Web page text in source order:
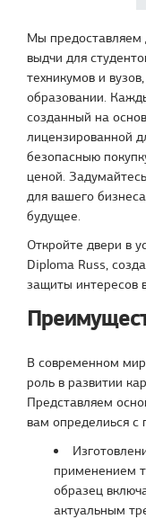
Мы предоставляем
выдчи для
техникумов и
образовании.
созданный на
лицензированной
безопасныю
ценой.
для вашего
будущее.
Откройте двери в
Diploma Russ,
защиты интересов
В современном
роль в развитии
Представляем
вам определиься
применением
образец
актуальным